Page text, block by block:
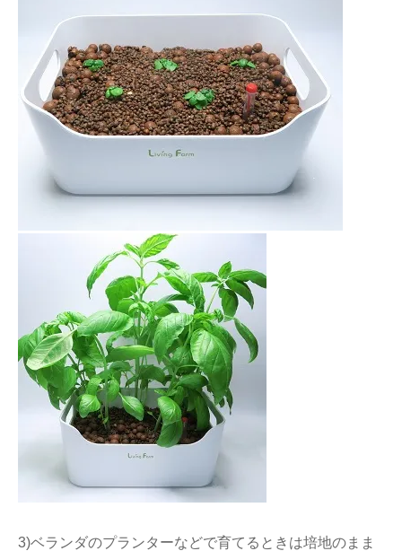
3)ベランダのプランターなどで育てるときは培地のまま